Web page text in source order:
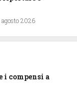
agosto 2026
i compensi a